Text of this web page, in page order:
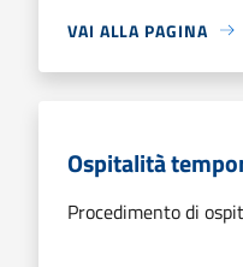
VAI ALLA PAGINA
Ospitalità
Procedimento di